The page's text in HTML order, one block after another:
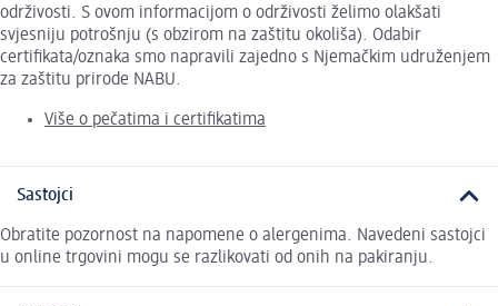
održivosti. S ovom informacijom o održivosti želimo olakšati
svjesniju potrošnju (s obzirom na zaštitu okoliša). Odabir
certifikata/oznaka smo napravili zajedno s Njemačkim udruženjem
za zaštitu prirode NABU.
Više o pečatima i certifikatima
Sastojci
Obratite pozornost na napomene o alergenima. Navedeni sastojci
u online trgovini mogu se razlikovati od onih na pakiranju.